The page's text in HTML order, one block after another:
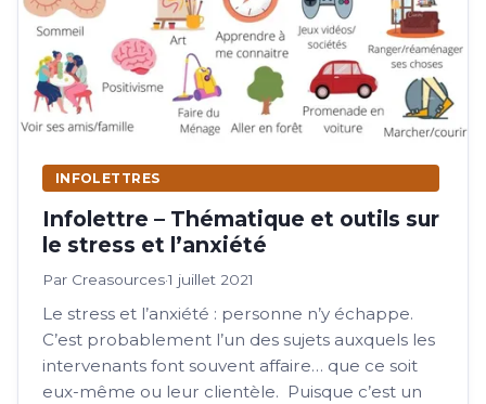
INFOLETTRES
Infolettre – Thématique et outils sur
le stress et l’anxiété
Par Creasources·1 juillet 2021
Le stress et l’anxiété : personne n’y échappe.
C’est probablement l’un des sujets auxquels les
intervenants font souvent affaire… que ce soit
eux-même ou leur clientèle. Puisque c’est un